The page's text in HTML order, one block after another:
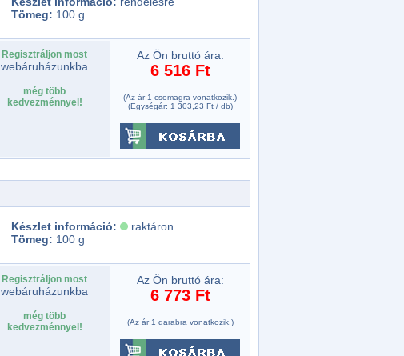
Tömeg: 100 g
Regisztráljon most
webáruházunkba
még több
kedvezménnyel!
Az Ön bruttó ára:
6 516 Ft
(Az ár 1 csomagra vonatkozik.)
(Egységár: 1 303,23 Ft / db)
Készlet információ:
raktáron
Tömeg: 100 g
Regisztráljon most
webáruházunkba
még több
kedvezménnyel!
Az Ön bruttó ára:
6 773 Ft
(Az ár 1 darabra vonatkozik.)